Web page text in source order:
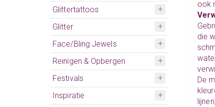
Glittertattoos
Glitter
Face/Bling Jewels
Reinigen & Opbergen
Festivals
Inspiratie
ook
die
De